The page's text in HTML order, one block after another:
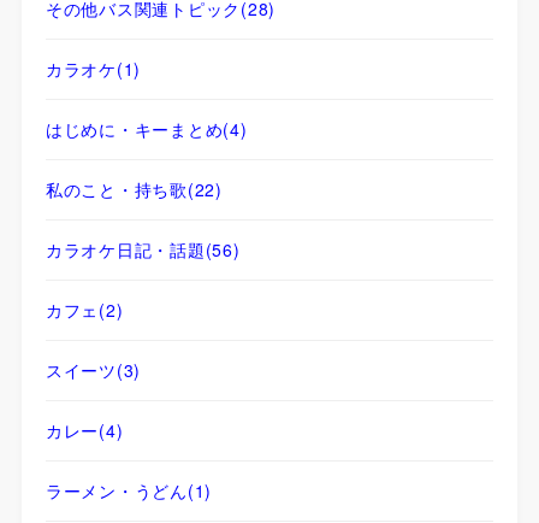
その他バス関連トピック (28)
カラオケ(1)
はじめに・キーまとめ(4)
私のこと・持ち歌(22)
カラオケ日記・話題(56)
カフェ (2)
スイーツ(3)
カレー(4)
ラーメン・うどん(1)